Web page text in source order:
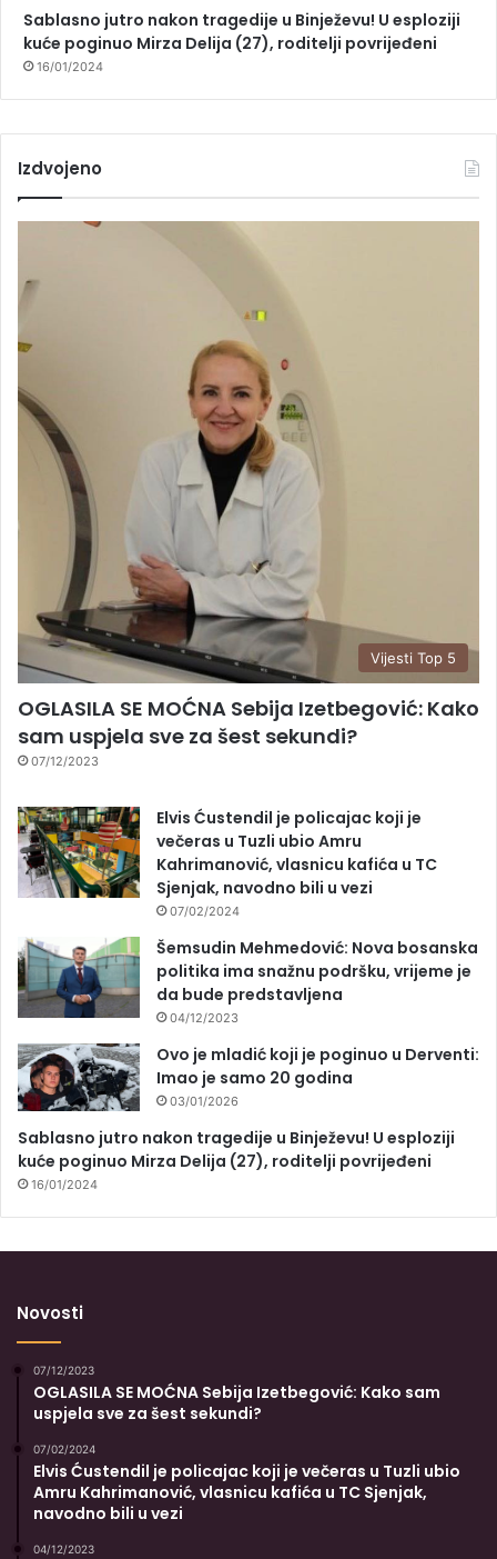
Sablasno jutro nakon tragedije u Binježevu! U esploziji
kuće poginuo Mirza Delija (27), roditelji povrijeđeni
16/01/2024
Izdvojeno
Vijesti Top 5
OGLASILA SE MOĆNA Sebija Izetbegović: Kako
sam uspjela sve za šest sekundi?
07/12/2023
Elvis Ćustendil je policajac koji je
večeras u Tuzli ubio Amru
Kahrimanović, vlasnicu kafića u TC
Sjenjak, navodno bili u vezi
07/02/2024
Šemsudin Mehmedović: Nova bosanska
politika ima snažnu podršku, vrijeme je
da bude predstavljena
04/12/2023
Ovo je mladić koji je poginuo u Derventi:
Imao je samo 20 godina
03/01/2026
Sablasno jutro nakon tragedije u Binježevu! U esploziji
kuće poginuo Mirza Delija (27), roditelji povrijeđeni
16/01/2024
Novosti
07/12/2023
OGLASILA SE MOĆNA Sebija Izetbegović: Kako sam
uspjela sve za šest sekundi?
07/02/2024
Elvis Ćustendil je policajac koji je večeras u Tuzli ubio
Amru Kahrimanović, vlasnicu kafića u TC Sjenjak,
navodno bili u vezi
04/12/2023